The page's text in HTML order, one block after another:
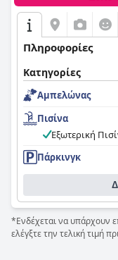
Πληροφορίες
Κατηγορίες
Αμπελώνας
Πισίνα
Εξωτερική
Πάρκινγκ
*Ενδέχεται να υπάρχουν
ελέγξτε την τελική τιμή